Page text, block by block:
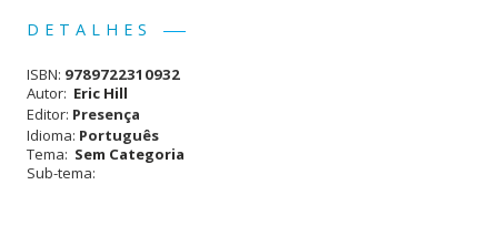
12,90 €.
Escola
DETALHES
ISBN: 9789722310932
Autor: Eric Hill
Editor: Presença
Idioma: Português
Tema: Sem Categoria
Sub-tema: